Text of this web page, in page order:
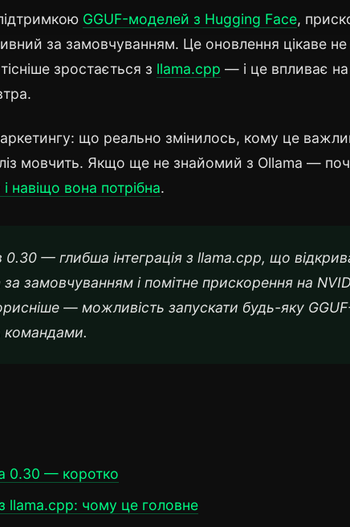
GGUF-моделей з Hugging Face,
за замовчуванням. Це оновлення цікаве
зростається з llama.cpp — і це впливає на
що реально змінилось, кому це
мовчить. Якщо ще не знайомий з Ollama —
навіщо вона потрібна.
0.30 — глибша інтеграція з llama.cpp, що
замовчуванням і помітне прискорення на
— можливість запускати будь-яку
командами.
0.30 — коротко
llama.cpp: чому це головне